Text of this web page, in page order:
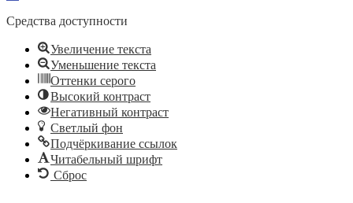
инструментов
Средства доступности
Увеличение текста
Уменьшение текста
Оттенки серого
Высокий контраст
Негативный контраст
Светлый фон
Подчёркивание ссылок
Читабельный шрифт
Сброс